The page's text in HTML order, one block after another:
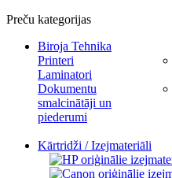
Preču kategorijas
Biroja Tehnika
Printeri
Laminatori
Dokumentu
smalcinātāji un
piederumi
Kārtridži / Izejmateriāli